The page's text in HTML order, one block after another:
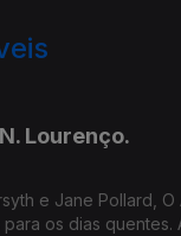
Lourenço.
e Jane Pollard,
os dias